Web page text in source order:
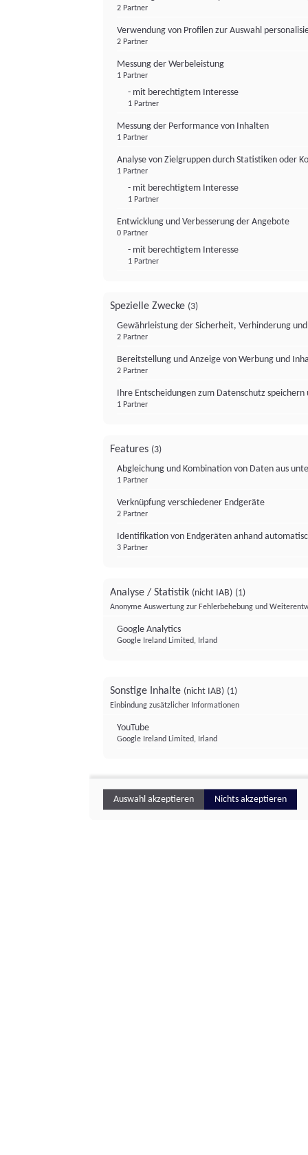
2 Partner
Verwendung von Profilen zur Auswahl
2 Partner
Messung der Werbeleistung
1 Partner
- mit berechtigtem Interesse
1 Partner
Messung der Performance von Inhalten
1 Partner
Analyse von Zielgruppen durch Statistiken oder
1 Partner
- mit berechtigtem Interesse
1 Partner
Entwicklung und Verbesserung der Angebote
0 Partner
- mit berechtigtem Interesse
1 Partner
Spezielle Zwecke (3)
Gewährleistung der Sicherheit, Verhinderung
2 Partner
Bereitstellung und Anzeige von Werbung und
2 Partner
Ihre Entscheidungen zum Datenschutz
1 Partner
Features (3)
Abgleichung und Kombination von Daten aus
1 Partner
Verknüpfung verschiedener Endgeräte
2 Partner
Identifikation von Endgeräten anhand
3 Partner
Analyse / Statistik (nicht IAB) (1)
Anonyme Auswertung zur Fehlerbehebung und
Google Analytics
Google Ireland Limited, Irland
Sonstige Inhalte (nicht IAB) (1)
Einbindung zusätzlicher Informationen
YouTube
Google Ireland Limited, Irland
Auswahl akzeptieren Nichts akzeptieren